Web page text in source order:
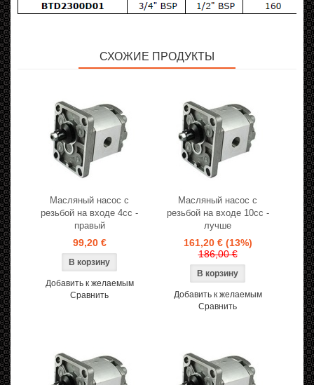
СХОЖИЕ ПРОДУКТЫ
Масляный насос с
резьбой на входе 4cc -
правый
99,20 €
Добавить к желаемым
Сравнить
Масляный насос с
резьбой на входе 10cc -
лучше
161,20 € (13%)
186,00 €
Добавить к желаемым
Сравнить